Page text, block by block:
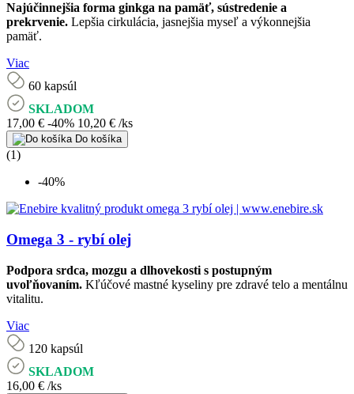
Najúčinnejšia forma ginkga na pamäť, sústredenie a
prekrvenie. Lepšia cirkulácia, jasnejšia myseľ a výkonnejšia
pamäť.
Viac
60 kapsúl
SKLADOM
17,00 € -40% 10,20 € /ks
Do košíka
(1)
-40%
Omega 3 - rybí olej
Podpora srdca, mozgu a dlhovekosti s postupným
uvoľňovaním. Kľúčové mastné kyseliny pre zdravé telo a mentálnu
vitalitu.
Viac
120 kapsúl
SKLADOM
16,00 € /ks